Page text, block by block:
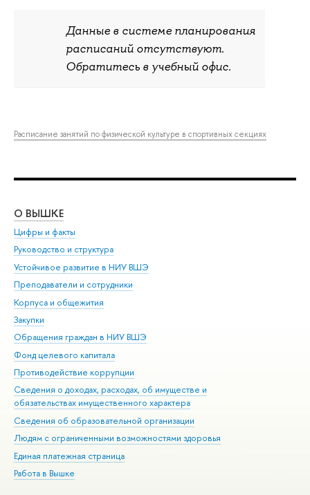
Данные в системе планирования
расписаний отсутствуют.
Обратитесь в учебный офис.
Расписание занятий по физической культуре в спортивных секциях
О ВЫШКЕ
Цифры и факты
Руководство и структура
Устойчивое развитие в НИУ ВШЭ
Преподаватели и сотрудники
Корпуса и общежития
Закупки
Обращения граждан в НИУ ВШЭ
Фонд целевого капитала
Противодействие коррупции
Сведения о доходах, расходах, об имуществе и
обязательствах имущественного характера
Сведения об образовательной организации
Людям с ограниченными возможностями здоровья
Единая платежная страница
Работа в Вышке